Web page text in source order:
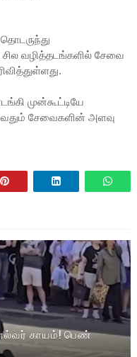
வழித்தடங்களில் சேவை
முன்கூட்டியே
சேவைகளின் அளவு
காயம்! பெண்